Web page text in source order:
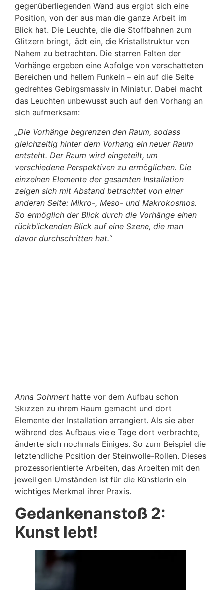
gegenüberliegenden Wand aus ergibt sich eine
Position, von der aus man die ganze Arbeit im
Blick hat. Die Leuchte, die die Stoffbahnen zum
Glitzern bringt, lädt ein, die Kristallstruktur von
Nahem zu betrachten. Die starren Falten der
Vorhänge ergeben eine Abfolge von verschatteten
Bereichen und hellem Funkeln – ein auf die Seite
gedrehtes Gebirgsmassiv in Miniatur. Dabei macht
das Leuchten unbewusst auch auf den Vorhang an
sich aufmerksam:
„Die Vorhänge begrenzen den Raum, sodass
gleichzeitig hinter dem Vorhang ein neuer Raum
entsteht. Der Raum wird eingeteilt, um
verschiedene Perspektiven zu ermöglichen. Die
einzelnen Elemente der gesamten Installation
zeigen sich mit Abstand betrachtet von einer
anderen Seite: Mikro-, Meso- und Makrokosmos.
So ermöglich der Blick durch die Vorhänge einen
rückblickenden Blick auf eine Szene, die man
davor durchschritten hat.“
Anna Gohmert hatte vor dem Aufbau schon
Skizzen zu ihrem Raum gemacht und dort
Elemente der Installation arrangiert. Als sie aber
während des Aufbaus viele Tage dort verbrachte,
änderte sich nochmals Einiges. So zum Beispiel die
letztendliche Position der Steinwolle-Rollen. Dieses
prozessorientierte Arbeiten, das Arbeiten mit den
jeweiligen Umständen ist für die Künstlerin ein
wichtiges Merkmal ihrer Praxis.
Gedankenanstoß 2:
Kunst lebt!